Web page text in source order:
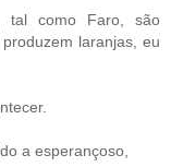
tal como Faro, são
laranjas, eu
a esperançoso,